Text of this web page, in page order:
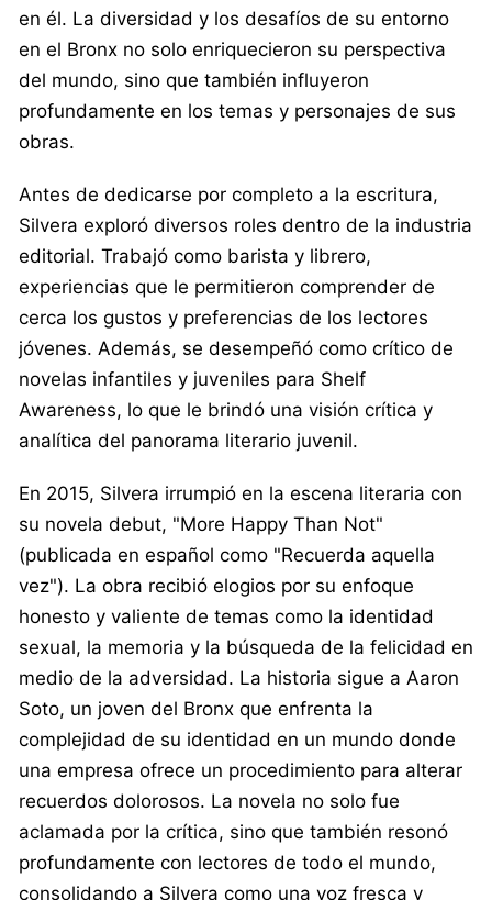
en él. La diversidad y los desafíos de su entorno
en el Bronx no solo enriquecieron su perspectiva
del mundo, sino que también influyeron
profundamente en los temas y personajes de sus
obras.
Antes de dedicarse por completo a la escritura,
Silvera exploró diversos roles dentro de la industria
editorial. Trabajó como barista y librero,
experiencias que le permitieron comprender de
cerca los gustos y preferencias de los lectores
jóvenes. Además, se desempeñó como crítico de
novelas infantiles y juveniles para Shelf
Awareness, lo que le brindó una visión crítica y
analítica del panorama literario juvenil.
En 2015, Silvera irrumpió en la escena literaria con
su novela debut, "More Happy Than Not"
(publicada en español como "Recuerda aquella
vez"). La obra recibió elogios por su enfoque
honesto y valiente de temas como la identidad
sexual, la memoria y la búsqueda de la felicidad en
medio de la adversidad. La historia sigue a Aaron
Soto, un joven del Bronx que enfrenta la
complejidad de su identidad en un mundo donde
una empresa ofrece un procedimiento para alterar
recuerdos dolorosos. La novela no solo fue
aclamada por la crítica, sino que también resonó
profundamente con lectores de todo el mundo,
consolidando a Silvera como una voz fresca y